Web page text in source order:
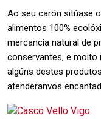
Ao seu carón sitúase
alimentos 100%
mercancía natural de
conservantes, e moito
algúns destes
atenderanvos